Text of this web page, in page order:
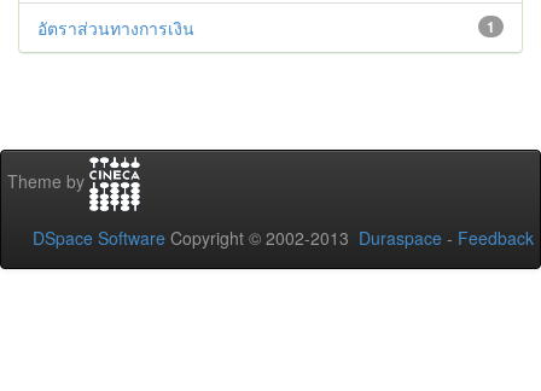
1
อัตราส่วนทางการเงิน
Theme by
DSpace Software Copyright © 2002-2013 Duraspace - Feedback